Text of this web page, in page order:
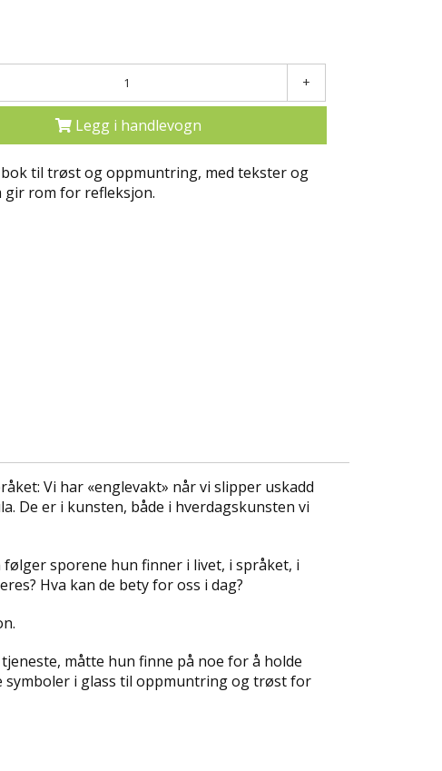
+
Legg i handlevogn
bok til trøst og oppmuntring, med tekster og
gir rom for refleksjon.
Vi har «englevakt» når vi slipper uskadd
De er i kunsten, både i hverdagskunsten vi
sporene hun finner i livet, i språket, i
Hva kan de bety for oss i dag?
måtte hun finne på noe for å holde
symboler i glass til oppmuntring og trøst for